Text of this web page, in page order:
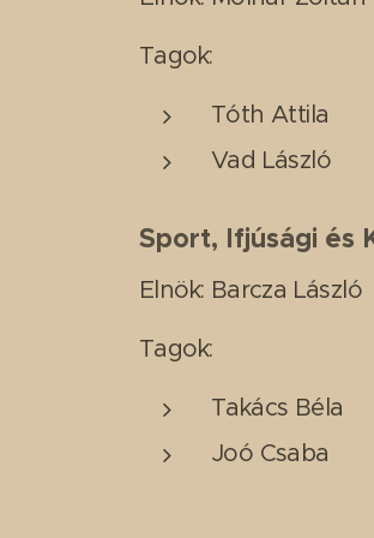
Tagok:
Tóth Attila
Vad László
Sport, Ifjúsági és
Elnök: Barcza László
Tagok:
Takács Béla
Joó Csaba